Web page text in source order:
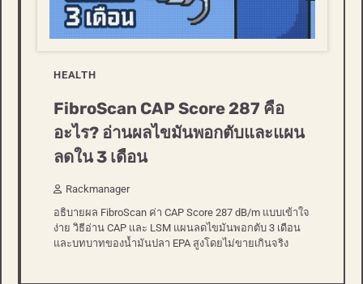
HEALTH
FibroScan CAP Score 287 คือ
อะไร? อ่านผลไขมันพอกตับและแผน
ลดใน 3 เดือน
Rackmanager
อธิบายผล FibroScan ค่า CAP Score 287 dB/m แบบเข้าใจ
ง่าย วิธีอ่าน CAP และ LSM แผนลดไขมันพอกตับ 3 เดือน
และบทบาทของน้ำมันปลา EPA สูงโดยไม่ขายเกินจริง